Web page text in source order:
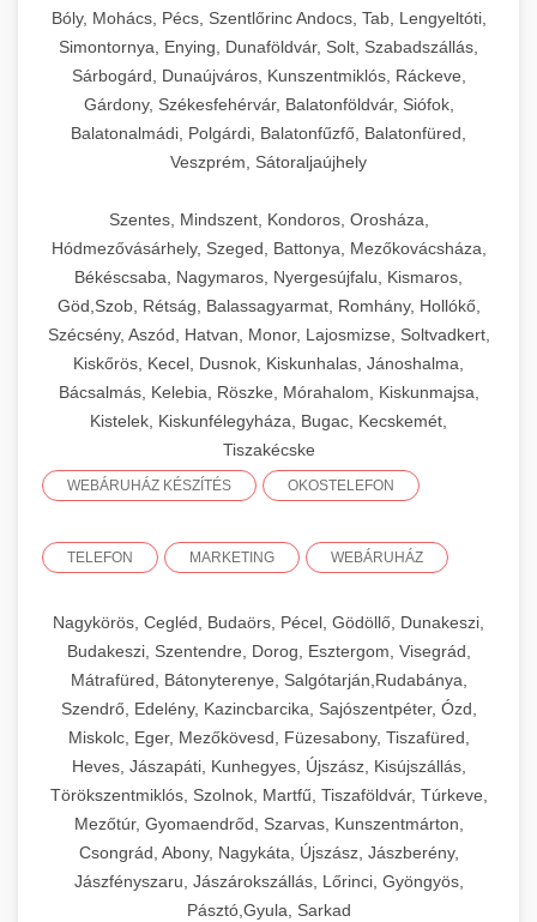
Bóly, Mohács, Pécs, Szentlőrinc Andocs, Tab, Lengyeltóti,
Simontornya, Enying, Dunaföldvár, Solt, Szabadszállás,
Sárbogárd, Dunaújváros, Kunszentmiklós, Ráckeve,
Gárdony, Székesfehérvár, Balatonföldvár, Siófok,
Balatonalmádi, Polgárdi, Balatonfűzfő, Balatonfüred,
Veszprém, Sátoraljaújhely
Szentes, Mindszent, Kondoros, Orosháza,
Hódmezővásárhely, Szeged, Battonya, Mezőkovácsháza,
Békéscsaba, Nagymaros, Nyergesújfalu, Kismaros,
Göd,Szob, Rétság, Balassagyarmat, Romhány, Hollókő,
Szécsény, Aszód, Hatvan, Monor, Lajosmizse, Soltvadkert,
Kiskőrös, Kecel, Dusnok, Kiskunhalas, Jánoshalma,
Bácsalmás, Kelebia, Röszke, Mórahalom, Kiskunmajsa,
Kistelek, Kiskunfélegyháza, Bugac, Kecskemét,
Tiszakécske
WEBÁRUHÁZ KÉSZÍTÉS OKOSTELEFON
TELEFON MARKETING WEBÁRUHÁZ
Nagykörös, Cegléd, Budaörs, Pécel, Gödöllő, Dunakeszi,
Budakeszi, Szentendre, Dorog, Esztergom, Visegrád,
Mátrafüred, Bátonyterenye, Salgótarján,Rudabánya,
Szendrő, Edelény, Kazincbarcika, Sajószentpéter, Ózd,
Miskolc, Eger, Mezőkövesd, Füzesabony, Tiszafüred,
Heves, Jászapáti, Kunhegyes, Újszász, Kisújszállás,
Törökszentmiklós, Szolnok, Martfű, Tiszaföldvár, Túrkeve,
Mezőtúr, Gyomaendrőd, Szarvas, Kunszentmárton,
Csongrád, Abony, Nagykáta, Újszász, Jászberény,
Jászfényszaru, Jászárokszállás, Lőrinci, Gyöngyös,
Pásztó,Gyula, Sarkad